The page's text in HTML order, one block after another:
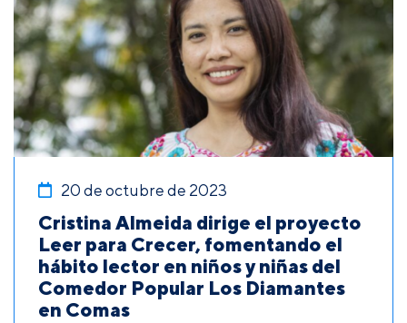
20 de octubre de 2023
Cristina Almeida dirige el proyecto
Leer para Crecer, fomentando el
hábito lector en niños y niñas del
Comedor Popular Los Diamantes
en Comas